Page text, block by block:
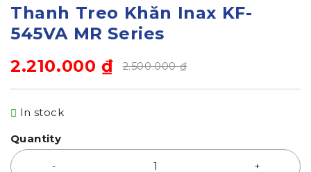
Thanh Treo Khăn Inax KF-
545VA MR Series
2.500.000₫
2.210.000 ₫
In stock
Quantity